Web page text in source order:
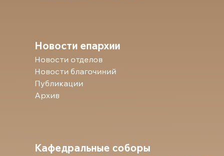
Новости епархии
Новости отделов
Новости благочиний
Публикации
Архив
Кафедральные соборы